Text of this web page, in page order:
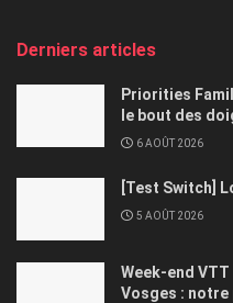
Derniers articles
Priorities
le bout des
6 AOÛT 2026
[Test Switch]
5 AOÛT 2026
Week-end
Vosges : notre